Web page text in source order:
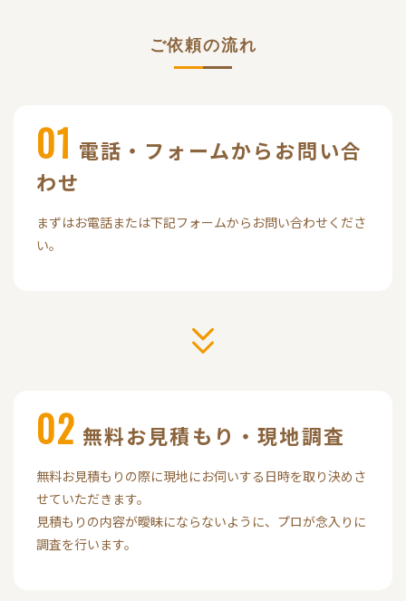
ご依頼の流れ
01 電話・フォームからお問い合
わせ
まずはお電話または下記フォームからお問い合わせくださ
い。
02 無料お見積もり・現地調査
無料お見積もりの際に現地にお伺いする日時を取り決めさ
せていただきます。
見積もりの内容が曖昧にならないように、プロが念入りに
調査を行います。